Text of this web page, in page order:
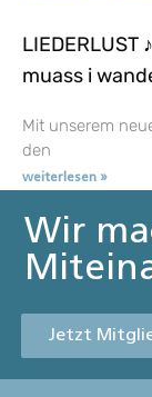
muass i
Mit unserem
den
weiterlesen »
Wir
Jetzt